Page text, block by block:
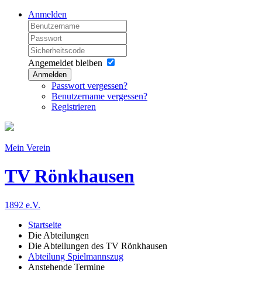
Anmelden
Angemeldet bleiben
Anmelden
Passwort vergessen?
Benutzername vergessen?
Registrieren
Mein Verein
TV Rönkhausen
1892 e.V.
Startseite
Die Abteilungen
Die Abteilungen des TV Rönkhausen
Abteilung Spielmannszug
Anstehende Termine